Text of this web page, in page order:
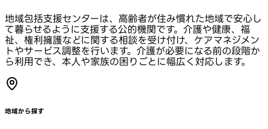
地域包括支援センターは、高齢者が住み慣れた地域で安心し
て暮らせるように支援する公的機関です。介護や健康、福
祉、権利擁護などに関する相談を受け付け、ケアマネジメン
トやサービス調整を行います。介護が必要になる前の段階か
ら利用でき、本人や家族の困りごとに幅広く対応します。
地域から探す